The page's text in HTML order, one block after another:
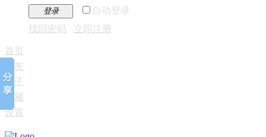
登录
自动登录
找回密码
立即注册
首页
好友
帖子
收藏
设置